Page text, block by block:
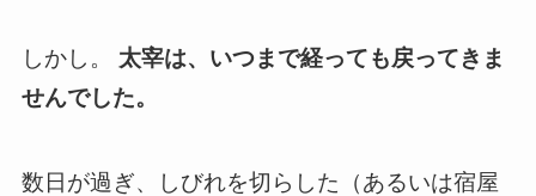
しかし。 太宰は、いつまで経っても戻ってきま
せんでした。
数日が過ぎ、しびれを切らした（あるいは宿屋